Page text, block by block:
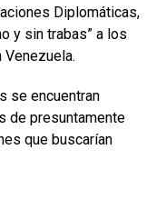
Diplomáticas,
y sin trabas” a los
se encuentran
de presuntamente
que buscarían